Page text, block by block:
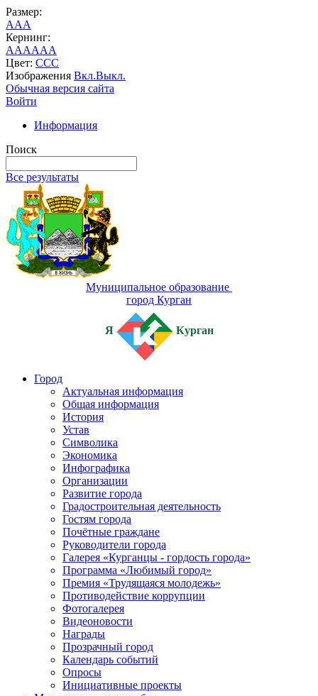
Размер:
AAA
Кернинг:
AAAAAA
Цвет: CCC
Изображения Вкл.Выкл.
Обычная версия сайта
Войти
Информация
Поиск
Все результаты
Муниципальное образование
город Курган
Я Курган
Город
Актуальная информация
Общая информация
История
Устав
Символика
Экономика
Инфографика
Организации
Развитие города
Градостроительная деятельность
Гостям города
Почётные граждане
Руководители города
Галерея «Курганцы - гордость города»
Программа «Любимый город»
Премия «Трудящаяся молодежь»
Противодействие коррупции
Фотогалерея
Видеоновости
Награды
Прозрачный город
Календарь событий
Опросы
Инициативные проекты